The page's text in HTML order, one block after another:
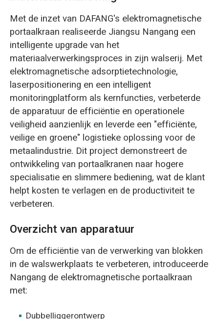
Met de inzet van DAFANG's elektromagnetische
portaalkraan realiseerde Jiangsu Nangang een
intelligente upgrade van het
materiaalverwerkingsproces in zijn walserij. Met
elektromagnetische adsorptietechnologie,
laserpositionering en een intelligent
monitoringplatform als kernfuncties, verbeterde
de apparatuur de efficiëntie en operationele
veiligheid aanzienlijk en leverde een "efficiënte,
veilige en groene" logistieke oplossing voor de
metaalindustrie. Dit project demonstreert de
ontwikkeling van portaalkranen naar hogere
specialisatie en slimmere bediening, wat de klant
helpt kosten te verlagen en de productiviteit te
verbeteren.
Overzicht van apparatuur
Om de efficiëntie van de verwerking van blokken
in de walswerkplaats te verbeteren, introduceerde
Nangang de elektromagnetische portaalkraan
met:
Dubbelliggerontwerp